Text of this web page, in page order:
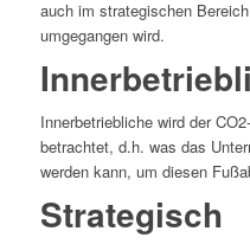
auch im strategischen
umgegangen wird.
Innerbetriebliche wird der
betrachtet, d.h. was das
werden kann, um diesen
Strategisch